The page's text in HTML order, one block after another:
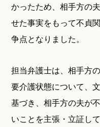
かったため、相手方の
せた事実をもって不貞
争点となりました。
担当弁護士は、相手方
要介護状態について、
基づき、相手方の夫が
いことを主張・立証し